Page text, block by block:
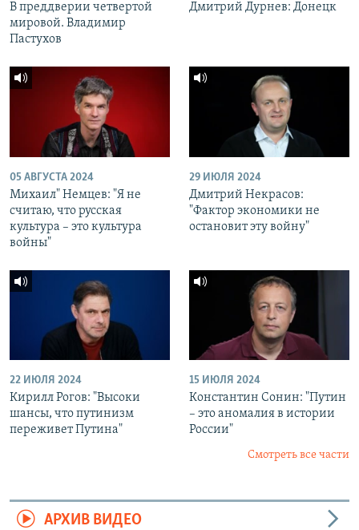
В преддверии четвертой
мировой. Владимир
Пастухов
Дмитрий Дурнев: Донецк
05 АВГУСТА 2024
Михаил" Немцев: "Я не
считаю, что русская
культура – это культура
войны"
29 ИЮЛЯ 2024
Дмитрий Некрасов:
"Фактор экономики не
остановит эту войну"
22 ИЮЛЯ 2024
Кирилл Рогов: "Высоки
шансы, что путинизм
переживет Путина"
15 ИЮЛЯ 2024
Константин Сонин: "Путин
– это аномалия в истории
России"
Смотреть все части
АРХИВ ВИДЕО